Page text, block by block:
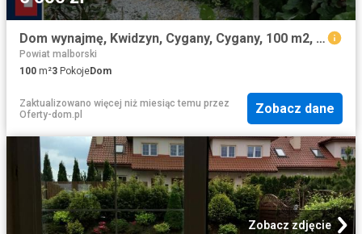
Dom wynajmę, Kwidzyn, Cygany, Cygany, 100 m2, cena: 5 000 zł
Powiat malborski
100 m²3 PokojeDom
Zaktualizowano więcej niż miesiąc temu przez
Oferty-dom.pl
Zobacz dane
Zobacz zdjęcie